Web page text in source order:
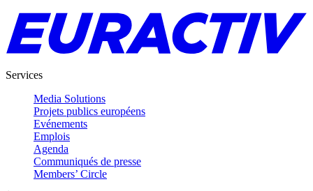
Services
Media Solutions
Projets publics européens
Evénements
Emplois
Agenda
Communiqués de presse
Members’ Circle